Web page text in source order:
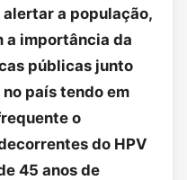
a população,
a importância da
públicas junto
país tendo em
o
do HPV
45 anos de